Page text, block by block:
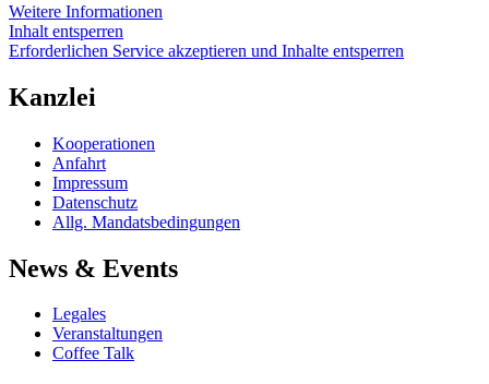
Weitere Informationen
Inhalt entsperren
Erforderlichen Service akzeptieren und Inhalte entsperren
Kanzlei
Kooperationen
Anfahrt
Impressum
Datenschutz
Allg. Mandatsbedingungen
News & Events
Legales
Veranstaltungen
Coffee Talk